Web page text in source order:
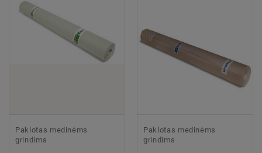
Paklotas medinėms
grindims
Paklotas medinėms
grindims